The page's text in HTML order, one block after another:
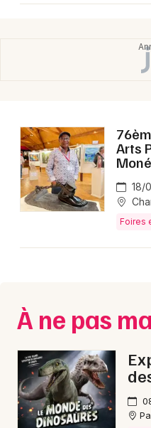
Foires & salons en
Newsletter des sorties
Artistes en tournée
Arts
18/
Foires
À ne pas